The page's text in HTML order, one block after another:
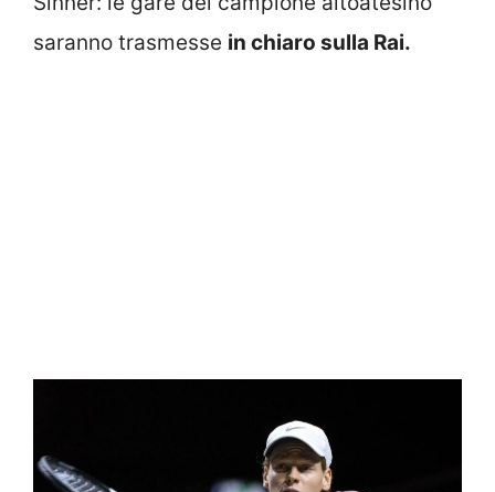
saranno trasmesse in chiaro sulla Rai.